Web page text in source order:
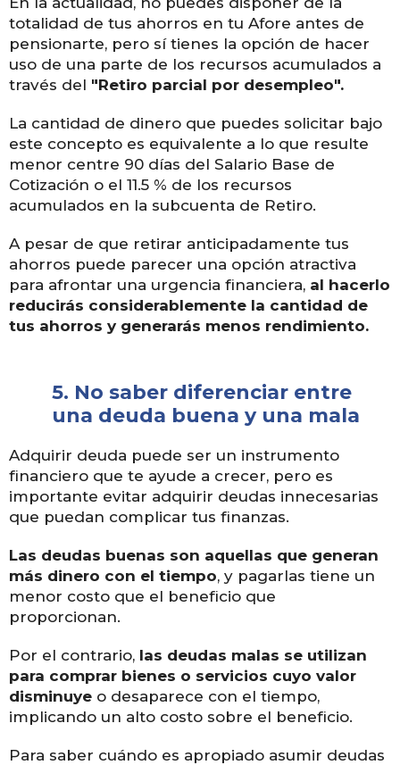
totalidad de tus ahorros en tu Afore antes de
pensionarte, pero sí tienes la opción de hacer
uso de una parte de los recursos acumulados a
través del "Retiro parcial por desempleo".
La cantidad de dinero que puedes solicitar bajo
este concepto es equivalente a lo que resulte
menor centre 90 días del Salario Base de
Cotización o el 11.5 % de los recursos
acumulados en la subcuenta de Retiro.
A pesar de que retirar anticipadamente tus
ahorros puede parecer una opción atractiva
para afrontar una urgencia financiera, al hacerlo
reducirás considerablemente la cantidad de
tus ahorros y generarás menos rendimiento.
5. No saber diferenciar entre
una deuda buena y una mala
Adquirir deuda puede ser un instrumento
financiero que te ayude a crecer, pero es
importante evitar adquirir deudas innecesarias
que puedan complicar tus finanzas.
Las deudas buenas son aquellas que generan
más dinero con el tiempo, y pagarlas tiene un
menor costo que el beneficio que
proporcionan.
Por el contrario, las deudas malas se utilizan
para comprar bienes o servicios cuyo valor
disminuye o desaparece con el tiempo,
implicando un alto costo sobre el beneficio.
Para saber cuándo es apropiado asumir deudas